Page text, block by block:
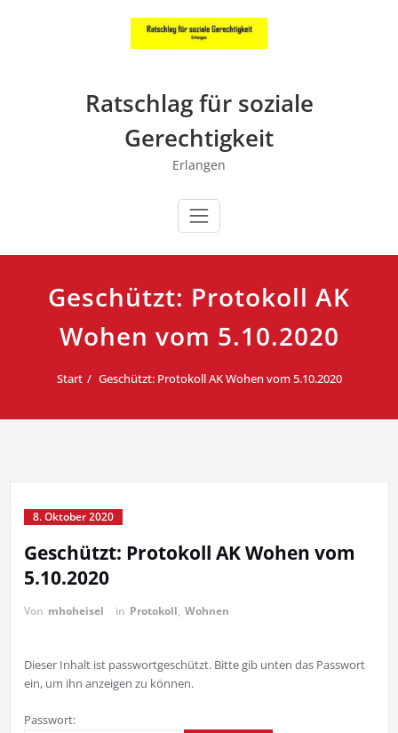
Ratschlag für soziale
Gerechtigkeit
Erlangen
Geschützt: Protokoll AK
Wohen vom 5.10.2020
Start Geschützt: Protokoll AK Wohen vom 5.10.2020
8. Oktober 2020
Geschützt: Protokoll AK Wohen vom
5.10.2020
Von mhoheisel in Protokoll, Wohnen
Dieser Inhalt ist passwortgeschützt. Bitte gib unten das Passwort
ein, um ihn anzeigen zu können.
Passwort: